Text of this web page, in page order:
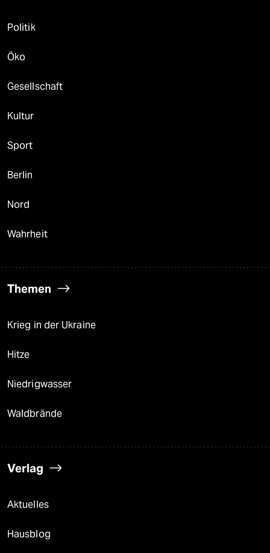
Politik
Öko
Gesellschaft
Kultur
Sport
Berlin
Nord
Wahrheit
Themen
Krieg in der Ukraine
Hitze
Niedrigwasser
Waldbrände
Verlag
Aktuelles
Hausblog